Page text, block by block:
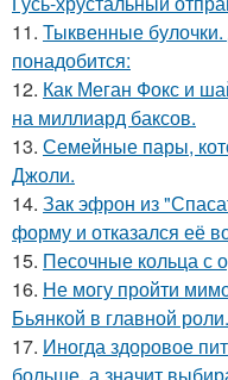
11. Тыквенные
понадобится:
12. Как Меган Фокс и
на миллиард баксов.
13. Семейные пары,
Джоли.
14. Зак эфрон из
форму и отказался её
15. Песочные кольца с
16. Не могу пройти
Бьянкой в главной роли.
17. Иногда здоровое
больше, а значит